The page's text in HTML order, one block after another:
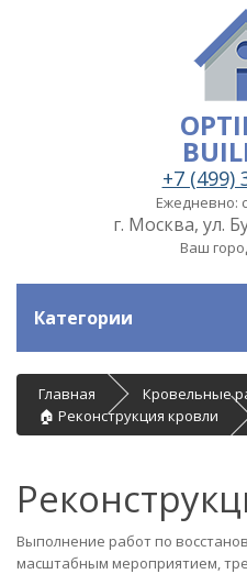
+7 (499)
Ежедневно:
г. Москва, ул.
Ваш
Категории
Главная
Кровельные
🏠 Реконструкция кровли
Выполнение работ по
масштабным мероприятием,